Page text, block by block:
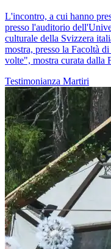
L'incontro, a cui hanno
presso l'auditorio
culturale della Svizzera
mostra, presso la Facoltà
volte", mostra curata dalla
Testimonianza Martiri